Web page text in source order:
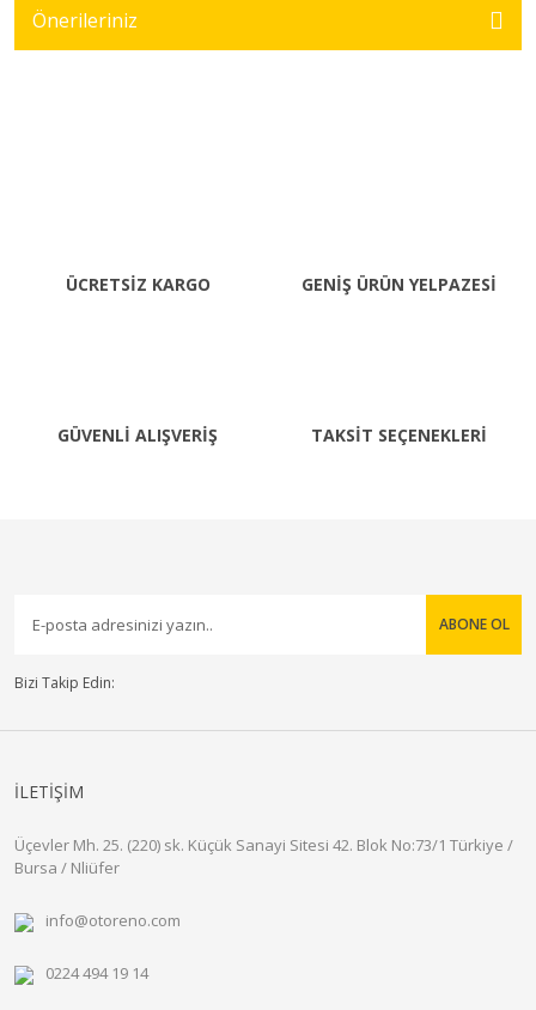
Önerileriniz
ÜCRETSİZ KARGO GENİŞ ÜRÜN YELPAZESİ
GÜVENLİ ALIŞVERİŞ TAKSİT SEÇENEKLERİ
ABONE OL
Bizi Takip Edin:
İLETİŞİM
Üçevler Mh. 25. (220) sk. Küçük Sanayi Sitesi 42. Blok No:73/1 Türkiye /
Bursa / Nliüfer
info@otoreno.com
0224 494 19 14